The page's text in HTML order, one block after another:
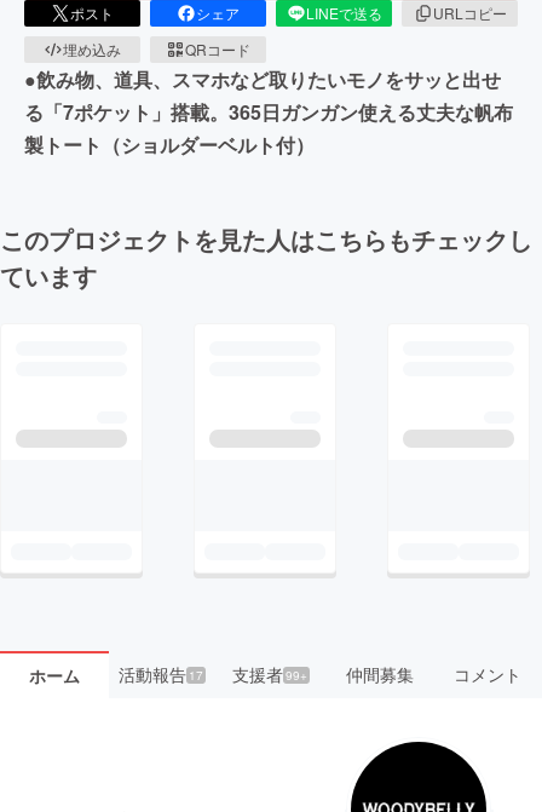
ポスト シェア LINEで送る
URLコピー
埋め込み
QRコード
●飲み物、道具、スマホなど取りたいモノをサッと出せ
る「7ポケット」搭載。365日ガンガン使える丈夫な帆布
製トート（ショルダーベルト付）
このプロジェクトを見た人はこちらもチェックし
ています
ホーム 活動報告17 支援者99+ 仲間募集 コメント